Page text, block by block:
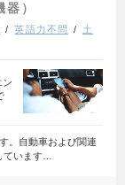
）
英語力不問
土
ン
。自動車および関連
ています…